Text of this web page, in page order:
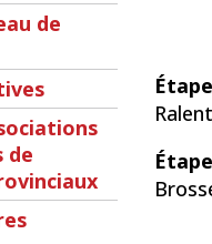
de
de